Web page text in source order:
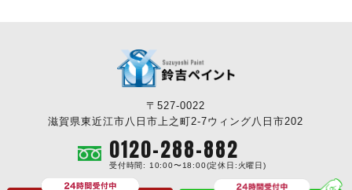
〒527-0022
滋賀県東近江市八日市上之町2-7ウィング八日市202
0120-288-882
受付時間: 10:00〜18:00(定休日:火曜日)